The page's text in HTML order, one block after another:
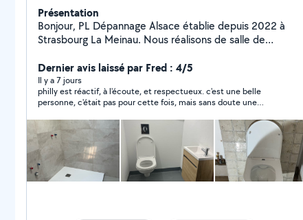
Présentation
Bonjour, PL Dépannage Alsace établie depuis 2022 à
Strasbourg La Meinau. Nous réalisons de salle de
vos systèmes De chauffage et
plomberie,Sanitaire,réparation de fuite installation
WC,lavabo, robinet de douche,évier, débouchage
,baignoire,peinture,panneau murale,Carrelage,Peinture
extérieur et intérieur,Démolitions a Strasbourg et ses
alentours. -Travail soigné -minutieux et propre. -Devis
Gratuit Nous sommes à votre entière disposition.
Dernier avis laissé par Fred : 4/5
Il y a 7 jours
philly est réactif, à l'écoute, et respectueux. c'est une belle
personne, c'était pas pour cette fois, mais sans doute une